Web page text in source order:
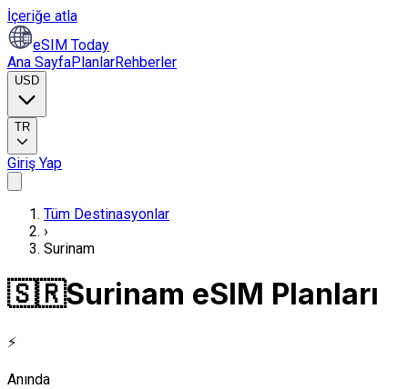
İçeriğe atla
eSIM Today
Ana SayfaPlanlarRehberler
USD
TR
Giriş Yap
Tüm Destinasyonlar
›
Surinam
🇸🇷Surinam eSIM Planları
⚡
Anında